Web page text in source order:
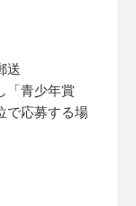
送
「青少年賞
で応募する場